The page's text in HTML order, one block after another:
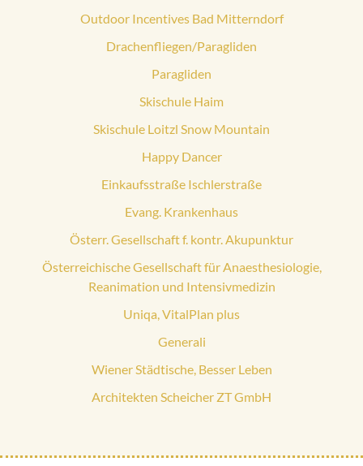
Outdoor Incentives Bad Mitterndorf
Drachenfliegen/Paragliden
Paragliden
Skischule Haim
Skischule Loitzl Snow Mountain
Happy Dancer
Einkaufsstraße Ischlerstraße
Evang. Krankenhaus
Österr. Gesellschaft f. kontr. Akupunktur
Österreichische Gesellschaft für Anaesthesiologie,
Reanimation und Intensivmedizin
Uniqa, VitalPlan plus
Generali
Wiener Städtische, Besser Leben
Architekten Scheicher ZT GmbH